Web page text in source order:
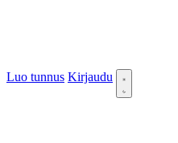
Luo tunnus Kirjaudu